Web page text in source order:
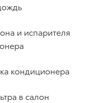
и испарителя
кондиционера
в салон